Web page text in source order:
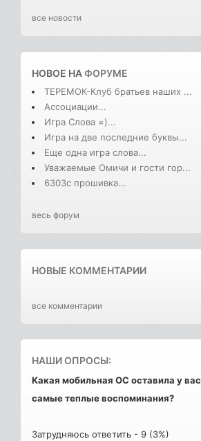
все новости
НОВОЕ НАФОРУМЕ
ТЕРЕМОК-Клуб братьев наших ...
Ассоциации...
Игра Слова =)...
Игра на две последние буквы...
Еще одна игра слова...
Уважаемые Омичи и гости гор...
6303с прошивка...
весь форум
НОВЫЕ КОММЕНТАРИИ
все комментарии
НАШИ ОПРОСЫ:
Какая мобильная ОС оставила у вас
самые теплые воспоминания?
Затрудняюсь ответить - 9 (3%)